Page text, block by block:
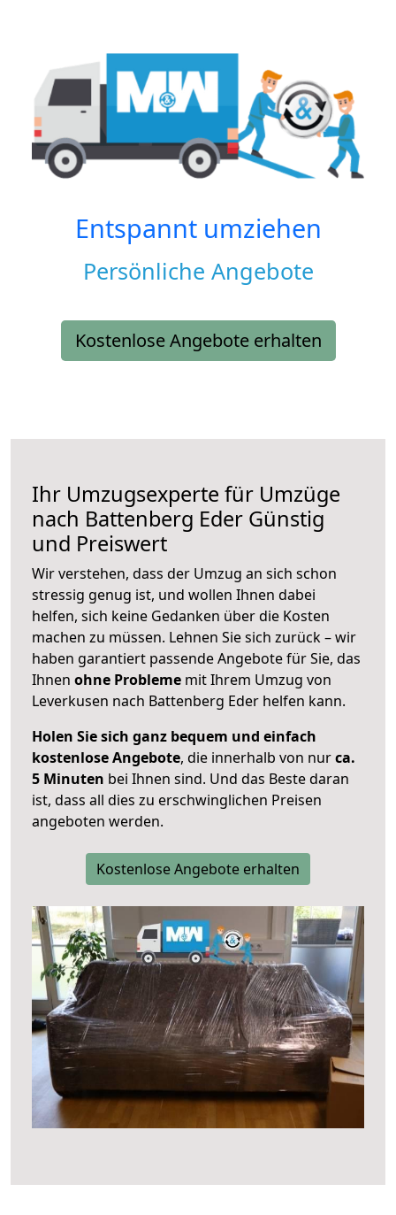
Entspannt umziehen
Persönliche Angebote
Kostenlose Angebote erhalten
Ihr Umzugsexperte für Umzüge
nach Battenberg Eder Günstig
und Preiswert
Wir verstehen, dass der Umzug an sich schon
stressig genug ist, und wollen Ihnen dabei
helfen, sich keine Gedanken über die Kosten
machen zu müssen. Lehnen Sie sich zurück – wir
haben garantiert passende Angebote für Sie, das
Ihnen ohne Probleme mit Ihrem Umzug von
Leverkusen nach Battenberg Eder helfen kann.
Holen Sie sich ganz bequem und einfach
kostenlose Angebote, die innerhalb von nurca.
5 Minuten bei Ihnen sind. Und das Beste daran
ist, dass all dies zu erschwinglichen Preisen
angeboten werden.
Kostenlose Angebote erhalten